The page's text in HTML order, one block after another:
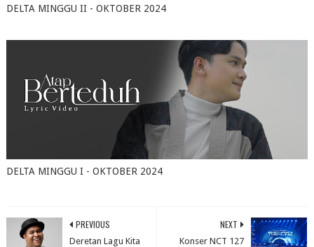
DELTA MINGGU II - OKTOBER 2024
DELTA MINGGU I - OKTOBER 2024
NEXT
Konser NCT 127
PREVIOUS
Deretan Lagu Kita